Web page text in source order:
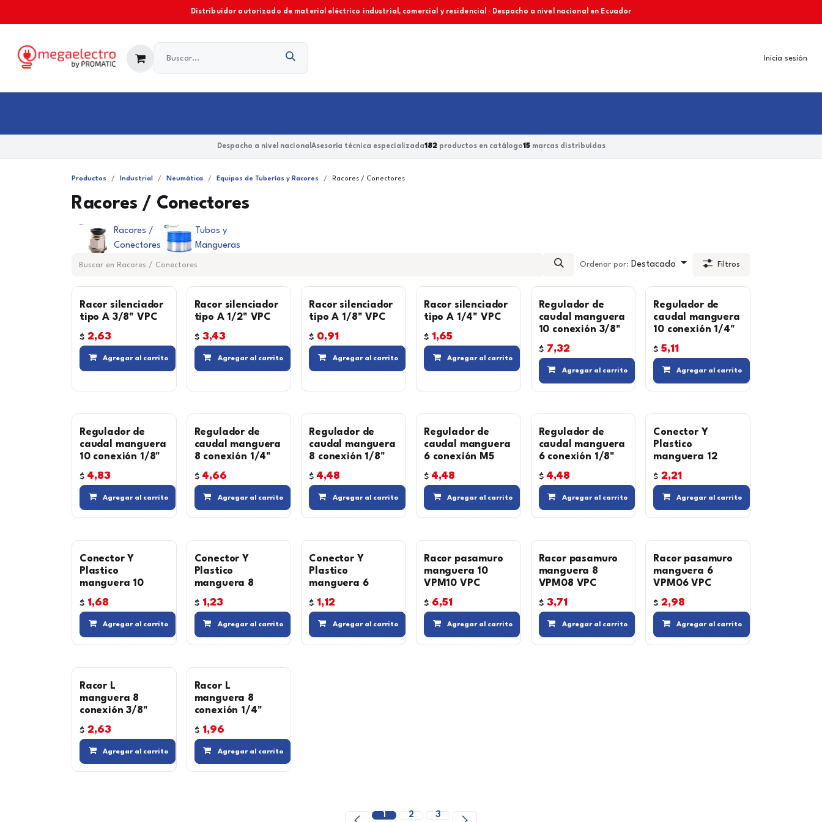
Distribuidor autorizado de material eléctrico industrial, comercial y residencial · Despacho a nivel nacional en Ecuador
Inicia sesión
Despacho a nivel nacional Asesoría técnica especializada182productos en catálogo15marcas distribuidas
Productos Industrial Neumática Equipos de Tuberías y Racores Racores / Conectores
Racores / Conectores
Racores /
Conectores
Tubos y
Mangueras
Ordenar por: Destacado Filtros
Racor silenciador
tipo A 3/8" VPC
$ 2,63
Agregar al carrito Compara Agregar a la lista de deseos
Racor silenciador
tipo A 1/2" VPC
$ 3,43
Agregar al carrito Compara Agregar a la lista de deseos
Racor silenciador
tipo A 1/8" VPC
$ 0,91
Agregar al carrito Compara Agregar a la lista de deseos
Racor silenciador
tipo A 1/4" VPC
$ 1,65
Agregar al carrito Compara Agregar a la lista de deseos
Regulador de
caudal manguera
10 conexión 3/8"
$ 7,32
Agregar al carrito Agregar a la lista de deseos
Regulador de
caudal manguera
10 conexión 1/4"
$5,11
Agregar al carrito
Regulador de
caudal manguera
10 conexión 1/8"
$ 4,83
Agregar al carrito Agregar a la lista de deseos
Regulador de
caudal manguera
8 conexión 1/4"
$ 4,66
Agregar al carrito Agregar a la lista de deseos
Regulador de
caudal manguera
8 conexión 1/8"
$4,48
Agregar al carrito Agregar a la lista de deseos
Regulador de
caudal manguera
6 conexión M5
$ 4,48
Agregar al carrito Agregar a la lista de deseos
Regulador de
caudal manguera
6 conexión 1/8"
$ 4,48
Agregar al carrito Agregar a la lista de deseos
Conector Y
Plastico
manguera 12
$2,21
Agregar al carrito
Conector Y
Plastico
manguera 10
$ 1,68
Agregar al carrito Agregar a la lista de deseos
Conector Y
Plastico
manguera 8
$ 1,23
Agregar al carrito Agregar a la lista de deseos
Conector Y
Plastico
manguera 6
$ 1,12
Agregar al carrito Agregar a la lista de deseos
Racor pasamuro
manguera 10
VPM10 VPC
$ 6,51
Agregar al carrito Compara Agregar a la lista de deseos
Racor pasamuro
manguera 8
VPM08 VPC
$ 3,71
Agregar al carrito Agregar a la lista de deseos
Racor pasamuro
manguera 6
VPM06 VPC
$2,98
Agregar al carrito
Racor L
manguera 8
conexión 3/8"
$ 2,63
Agregar al carrito Agregar a la lista de deseos
Racor L
manguera 8
conexión 1/4"
$ 1,96
Agregar al carrito
1 2 3